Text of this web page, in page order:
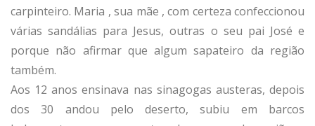
carpinteiro. Maria , sua mãe , com certeza confeccionou
várias sandálias para Jesus, outras o seu pai José e
porque não afirmar que algum sapateiro da região
também.
Aos 12 anos ensinava nas sinagogas austeras, depois
dos 30 andou pelo deserto, subiu em barcos